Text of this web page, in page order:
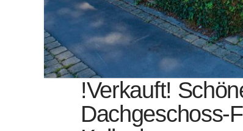
!Verkauft!
Dachgeschoss-